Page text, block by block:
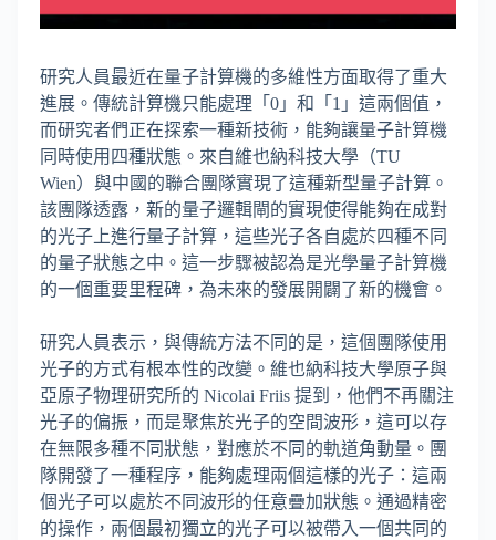
研究人員最近在量子計算機的多維性方面取得了重大
進展。傳統計算機只能處理「0」和「1」這兩個值，
而研究者們正在探索一種新技術，能夠讓量子計算機
同時使用四種狀態。來自維也納科技大學（TU
Wien）與中國的聯合團隊實現了這種新型量子計算。
該團隊透露，新的量子邏輯閘的實現使得能夠在成對
的光子上進行量子計算，這些光子各自處於四種不同
的量子狀態之中。這一步驟被認為是光學量子計算機
的一個重要里程碑，為未來的發展開闢了新的機會。
研究人員表示，與傳統方法不同的是，這個團隊使用
光子的方式有根本性的改變。維也納科技大學原子與
亞原子物理研究所的 Nicolai Friis 提到，他們不再關注
光子的偏振，而是聚焦於光子的空間波形，這可以存
在無限多種不同狀態，對應於不同的軌道角動量。團
隊開發了一種程序，能夠處理兩個這樣的光子：這兩
個光子可以處於不同波形的任意疊加狀態。通過精密
的操作，兩個最初獨立的光子可以被帶入一個共同的